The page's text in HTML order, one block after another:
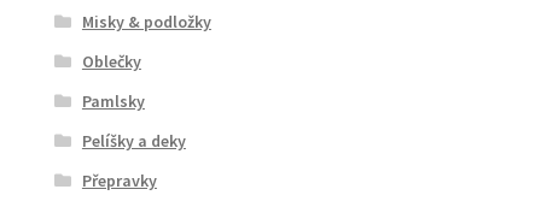
Misky & podložky
Oblečky
Pamlsky
Pelíšky a deky
Přepravky